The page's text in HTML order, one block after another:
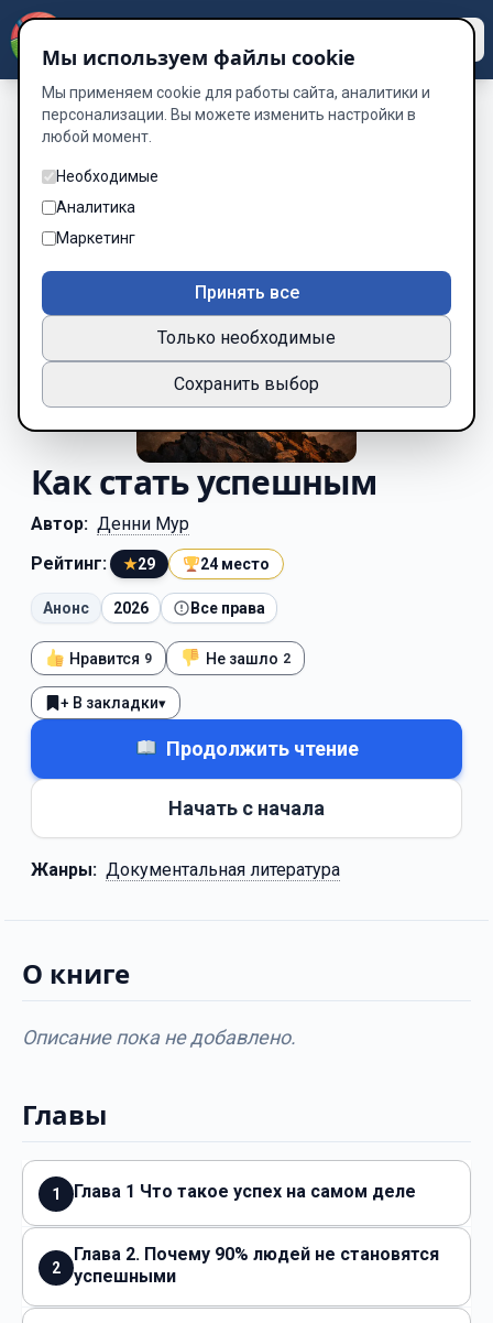
Как стать успешным
Автор: Денни Мур
Рейтинг:
★29 24 место
Анонс 2026 Все права
Нравится 9 Не зашло 2
+ В закладки▾
Продолжить чтение
Начать с начала
Жанры: Документальная литература
О книге
Описание пока не добавлено.
Главы
1 Глава 1 Что такое успех на самом деле
2
Глава 2. Почему 90% людей не становятся
успешными
Мы используем файлы cookie
Мы применяем cookie для работы сайта, аналитики и
персонализации. Вы можете изменить настройки в
любой момент.
Необходимые
Аналитика
Маркетинг
Принять все
Только необходимые
Сохранить выбор